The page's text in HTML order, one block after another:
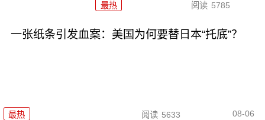
最热 阅读 5785
一张纸条引发血案：美国为何要替日本“托底”？
最热 阅读 5633 08-06